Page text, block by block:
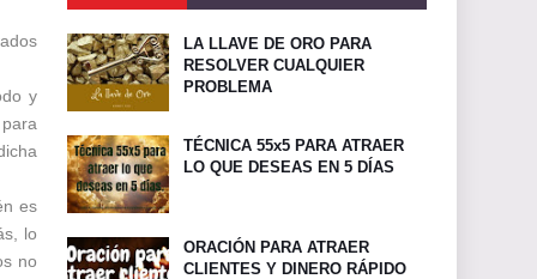
y
es
lo
no
LA LLAVE DE ORO PARA
RESOLVER CUALQUIER
PROBLEMA
TÉCNICA 55x5 PARA ATRAER
LO QUE DESEAS EN 5 DÍAS
ORACIÓN PARA ATRAER
CLIENTES Y DINERO RÁPIDO